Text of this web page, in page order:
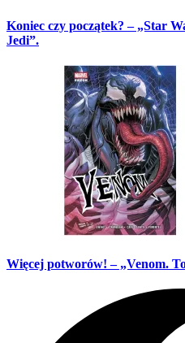
Koniec czy początek? – „Star
Jedi”.
Więcej potworów! – „Venom.